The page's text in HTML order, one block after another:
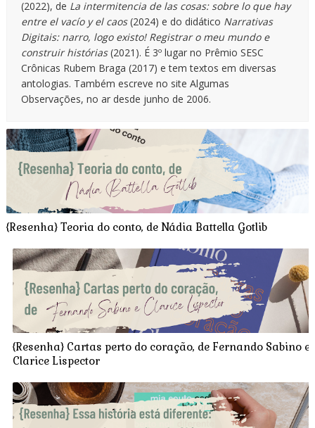
(2022), de La intermitencia de las cosas: sobre lo que hay
entre el vacío y el caos(2024) e do didático Narrativas
Digitais: narro, logo existo! Registrar o meu mundo e
construir histórias(2021). É 3º lugar no Prêmio SESC
Crônicas Rubem Braga (2017) e tem textos em diversas
antologias. Também escreve no site Algumas
Observações, no ar desde junho de 2006.
{Resenha} Teoria do conto, de Nádia Battella Gotlib
{Resenha} Cartas perto do coração, de Fernando Sabino e
Clarice Lispector